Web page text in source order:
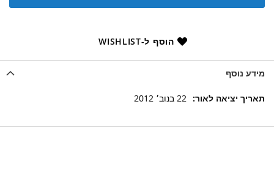
הוסף ל-WISHLIST
מידע נוסף
מידע
22 בנוב׳ 2012